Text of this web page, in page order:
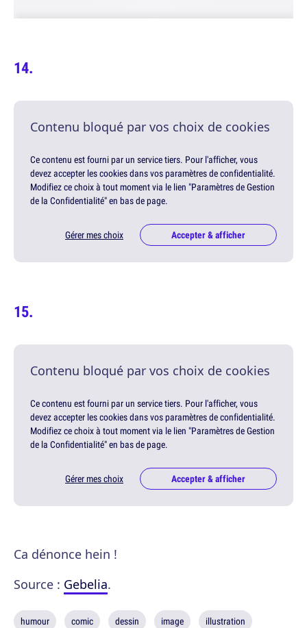
Contenu bloqué par vos choix de cookies
Ce contenu est fourni par un service tiers. Pour l'afficher, vous
devez accepter les cookies dans vos paramètres de confidentialité.
Modifiez ce choix à tout moment via le lien "Paramètres de Gestion
de la Confidentialité" en bas de page.
Gérer mes choix Accepter & afficher
Contenu bloqué par vos choix de cookies
Ce contenu est fourni par un service tiers. Pour l'afficher, vous
devez accepter les cookies dans vos paramètres de confidentialité.
Modifiez ce choix à tout moment via le lien "Paramètres de Gestion
de la Confidentialité" en bas de page.
Gérer mes choix Accepter & afficher
Ca dénonce hein !
Source : Gebelia.
humour comic dessin image illustration